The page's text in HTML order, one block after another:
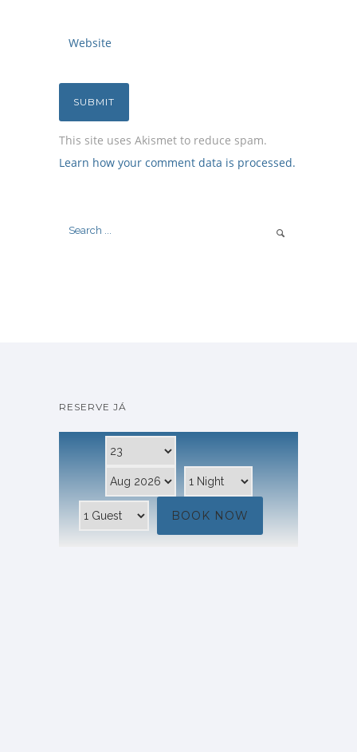
This site uses Akismet to reduce spam.
Learn how your comment data is processed.
RESERVE JÁ